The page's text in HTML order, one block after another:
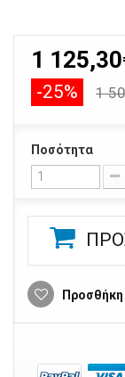
1
-25% 1
Ποσότητα
Προσθήκη